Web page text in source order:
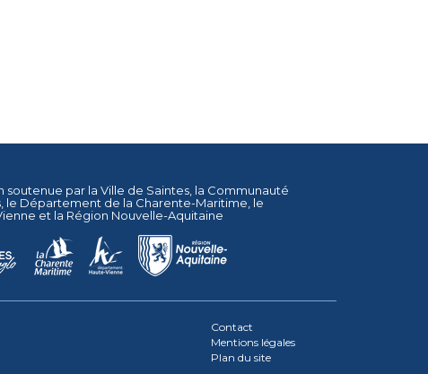
soutenue par la Ville de Saintes , la Communauté
, le Département de la Charente-Maritime , le
et la Région Nouvelle-Aquitaine
Contact
Mentions légales
Plan du site